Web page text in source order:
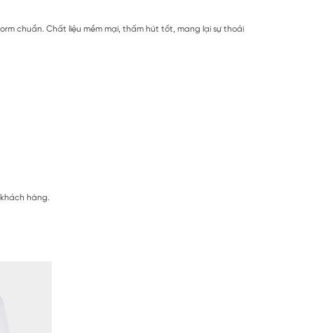
chuẩn. Chất liệu mềm mại, thấm hút tốt, mang lại sự thoải
hàng.